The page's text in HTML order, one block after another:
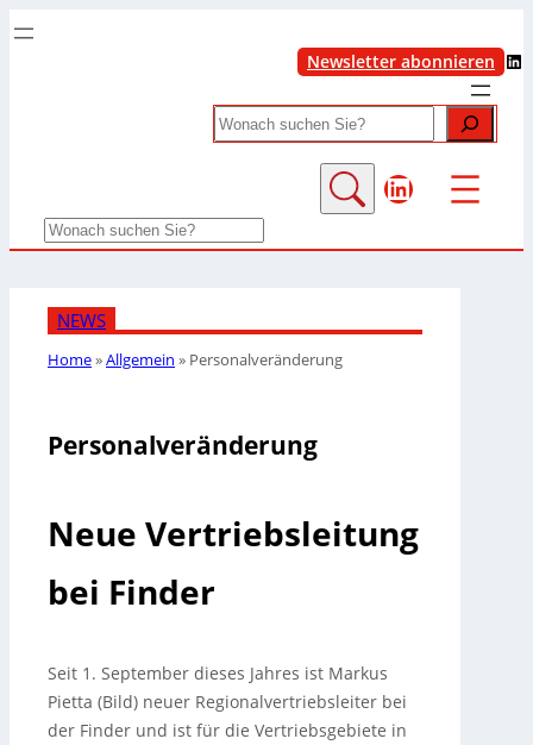
Newsletter abonnieren LinkedIn
Search
LinkedIn
Search
NEWS
Home»Allgemein » Personalveränderung
Personalveränderung
Neue Vertriebsleitung
bei Finder
Seit 1. September dieses Jahres ist Markus
Pietta (Bild) neuer Regionalvertriebsleiter bei
der Finder und ist für die Vertriebsgebiete in